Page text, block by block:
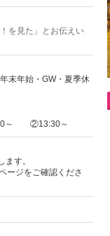
を見た」とお伝えい
末年始・GW・夏季休
～ ②13:30～
す。
ージをご確認くださ